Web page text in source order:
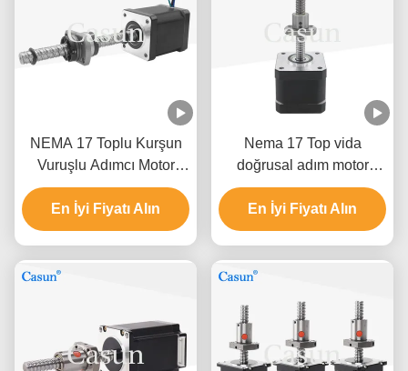
NEMA 17 Toplu Kurşun
Vuruşlu Adımcı Motor
570mN.M Otomasyon
Endüstrisi için Adımcı
Motor
En İyi Fiyatı Alın
Nema 17 Top vida
doğrusal adım motor
450mN.M SFK0802 CNC
için adım motor
En İyi Fiyatı Alın